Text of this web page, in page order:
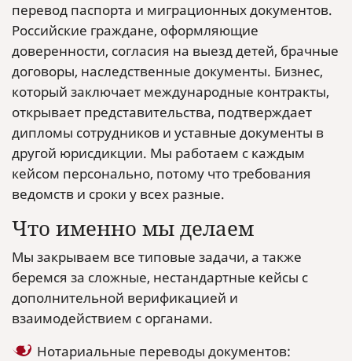
перевод паспорта и миграционных документов.
Российские граждане, оформляющие
доверенности, согласия на выезд детей, брачные
договоры, наследственные документы. Бизнес,
который заключает международные контракты,
открывает представительства, подтверждает
дипломы сотрудников и уставные документы в
другой юрисдикции. Мы работаем с каждым
кейсом персонально, потому что требования
ведомств и сроки у всех разные.
Что именно мы делаем
Мы закрываем все типовые задачи, а также
беремся за сложные, нестандартные кейсы с
дополнительной верификацией и
взаимодействием с органами.
Нотариальные переводы документов: